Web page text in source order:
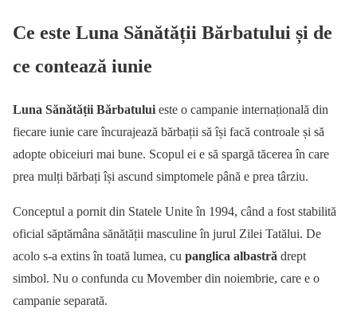
Ce este Luna Sănătății Bărbatului și de
ce contează iunie
Luna Sănătății Bărbatului este o campanie internațională din
fiecare iunie care încurajează bărbații să își facă controale și să
adopte obiceiuri mai bune. Scopul ei e să spargă tăcerea în care
prea mulți bărbați își ascund simptomele până e prea târziu.
Conceptul a pornit din Statele Unite în 1994, când a fost stabilită
oficial săptămâna sănătății masculine în jurul Zilei Tatălui. De
acolo s-a extins în toată lumea, cu panglica albastră drept
simbol. Nu o confunda cu Movember din noiembrie, care e o
campanie separată.